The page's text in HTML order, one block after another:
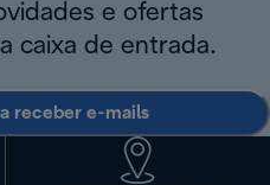
e ofertas
caixa de entrada.
receber e-mails